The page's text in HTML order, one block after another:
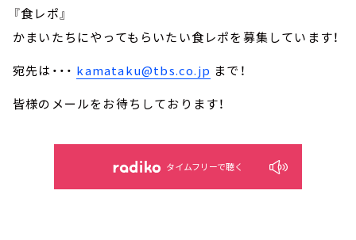
『食レポ』
かまいたちにやってもらいたい食レポを募集しています！
宛先は・・・ kamataku@tbs.co.jp まで！
皆様のメールをお待ちしております！
タイムフリーで聴く